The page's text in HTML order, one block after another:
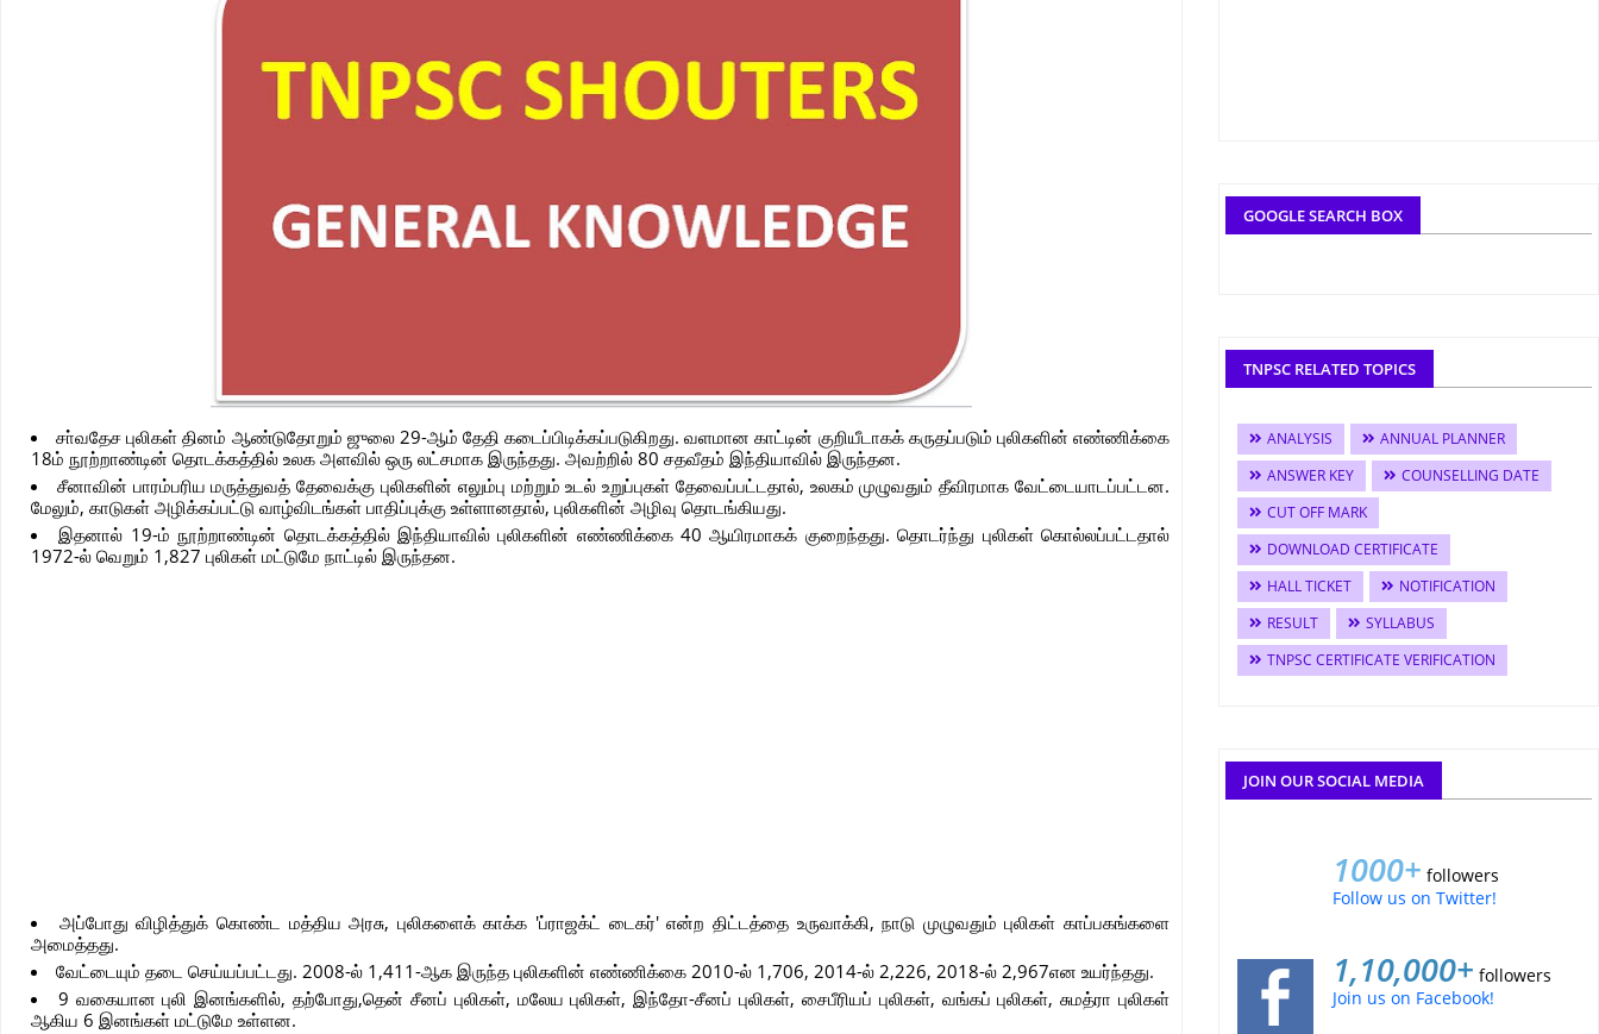
சா்வதேச புலிகள் தினம் ஆண்டுதோறும் ஜுலை 29-ஆம் தேதி கடைப்பிடிக்கப்படுகிறது. வளமான காட்டின் குறியீடாகக் கருதப்படும் புலிகளின் எண்ணிக்கை
18ம் நூற்றாண்டின் தொடக்கத்தில் உலக அளவில் ஒரு லட்சமாக இருந்தது. அவற்றில் 80 சதவீதம் இந்தியாவில் இருந்தன.
சீனாவின் பாரம்பரிய மருத்துவத் தேவைக்கு புலிகளின் எலும்பு மற்றும் உடல் உறுப்புகள் தேவைப்பட்டதால், உலகம் முழுவதும் தீவிரமாக வேட்டையாடப்பட்டன.
மேலும், காடுகள் அழிக்கப்பட்டு வாழ்விடங்கள் பாதிப்புக்கு உள்ளானதால், புலிகளின் அழிவு தொடங்கியது.
இதனால் 19-ம் நூற்றாண்டின் தொடக்கத்தில் இந்தியாவில் புலிகளின் எண்ணிக்கை 40 ஆயிரமாகக் குறைந்தது. தொடர்ந்து புலிகள் கொல்லப்பட்டதால்
1972-ல் வெறும் 1,827 புலிகள் மட்டுமே நாட்டில் இருந்தன.
அப்போது விழித்துக் கொண்ட மத்திய அரசு, புலிகளைக் காக்க 'ப்ராஜக்ட் டைகர்' என்ற திட்டத்தை உருவாக்கி, நாடு முழுவதும் புலிகள் காப்பகங்களை
அமைத்தது.
வேட்டையும் தடை செய்யப்பட்டது. 2008-ல் 1,411-ஆக இருந்த புலிகளின் எண்ணிக்கை 2010-ல் 1,706, 2014-ல் 2,226, 2018-ல் 2,967என உயர்ந்தது.
9 வகையான புலி இனங்களில், தற்போது,தென் சீனப் புலிகள், மலேய புலிகள், இந்தோ-சீனப் புலிகள், சைபீரியப் புலிகள், வங்கப் புலிகள், சுமத்ரா புலிகள்
ஆகிய 6 இனங்கள் மட்டுமே உள்ளன.
GOOGLE SEARCH BOX
TNPSC RELATED TOPICS
ANALYSIS
ANNUAL PLANNER
ANSWER KEY
COUNSELLING DATE
CUT OFF MARK
DOWNLOAD CERTIFICATE
HALL TICKET
NOTIFICATION
RESULT
SYLLABUS
TNPSC CERTIFICATE VERIFICATION
JOIN OUR SOCIAL MEDIA
1000+ followers
Follow us on Twitter!
1,10,000+ followers
Join us on Facebook!